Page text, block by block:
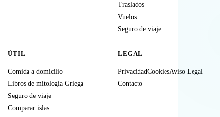
Traslados
Vuelos
Seguro de viaje
ÚTIL
Comida a domicilio
Libros de mitología Griega
Seguro de viaje
Comparar islas
LEGAL
PrivacidadCookiesAviso Legal
Contacto